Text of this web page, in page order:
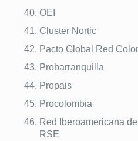
OEI
Cluster Nortic
Pacto Global Red
Probarranquilla
Propais
Procolombia
Red Iberoamericana
RSE